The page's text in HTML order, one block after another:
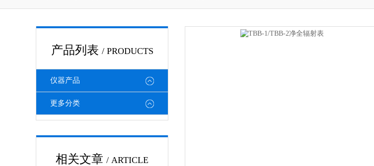
产品列表 / PRODUCTS
仪器产品
更多分类
相关文章 / ARTICLE